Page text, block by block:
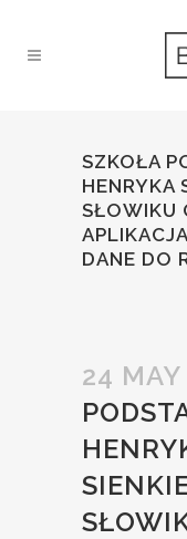
SZKOŁA
HENRYKA
SŁOWIKU
DANE DO
24 MAY